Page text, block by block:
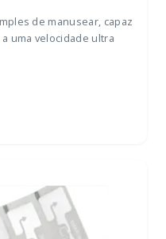
de manusear, capaz
uma velocidade ultra